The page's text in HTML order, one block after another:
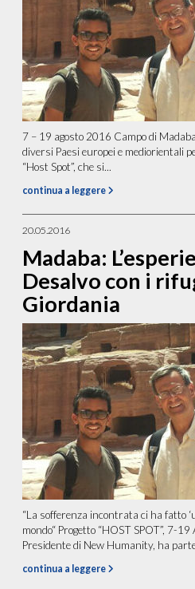
7 – 19 agosto 2016 Campo di
diversi Paesi europei e mediorientali
“Host Spot”, che si...
continua a leggere
20.05.2016
Madaba:
Desalvo con i
Giordania
“La sofferenza incontrata ci ha fatto
mondo“ Progetto “HOST SPOT”, 7-
Presidente di New Humanity, ha
continua a leggere